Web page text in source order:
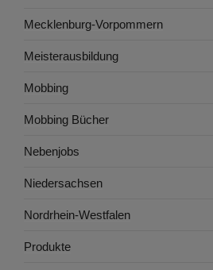
Mecklenburg-Vorpommern
Meisterausbildung
Mobbing
Mobbing Bücher
Nebenjobs
Niedersachsen
Nordrhein-Westfalen
Produkte